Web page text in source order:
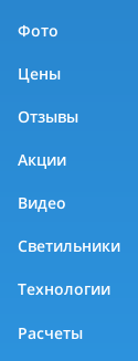
Фото
Цены
Отзывы
Акции
Видео
Светильники
Технологии
Расчеты